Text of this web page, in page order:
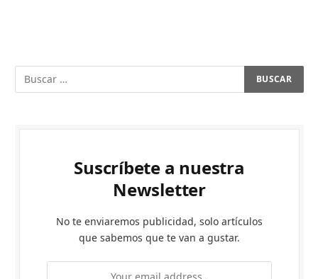
Suscríbete a nuestra
Newsletter
No te enviaremos publicidad, solo artículos
que sabemos que te van a gustar.